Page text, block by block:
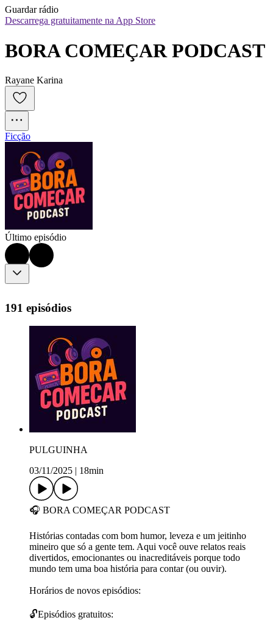
Guardar rádio
Descarrega gratuitamente na App Store
BORA COMEÇAR PODCAST
Rayane Karina
Ficção
Último episódio
191 episódios
PULGUINHA
03/11/2025
18min
🎧 BORA COMEÇAR PODCAST
Histórias contadas com bom humor, leveza e um jeitinho
mineiro que só a gente tem. Aqui você ouve relatos reais
divertidos, emocionantes ou inacreditáveis porque todo
mundo tem uma boa história para contar (ou ouvir).
Horários de novos episódios:
🔓Episódios gratuitos: